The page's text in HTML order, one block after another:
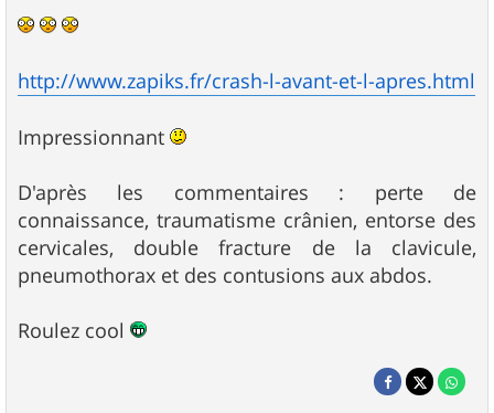
s
g
e
http://www.zapiks.fr/crash-l-avant-et-l-apres.html
Impressionnant
D'après les commentaires : perte de
connaissance, traumatisme crânien, entorse des
cervicales, double fracture de la clavicule,
pneumothorax et des contusions aux abdos.
Roulez cool